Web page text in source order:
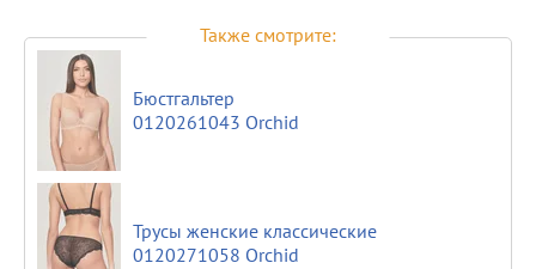
Также смотрите:
Бюстгальтер
0120261043 Orchid
Трусы женские классические
0120271058 Orchid